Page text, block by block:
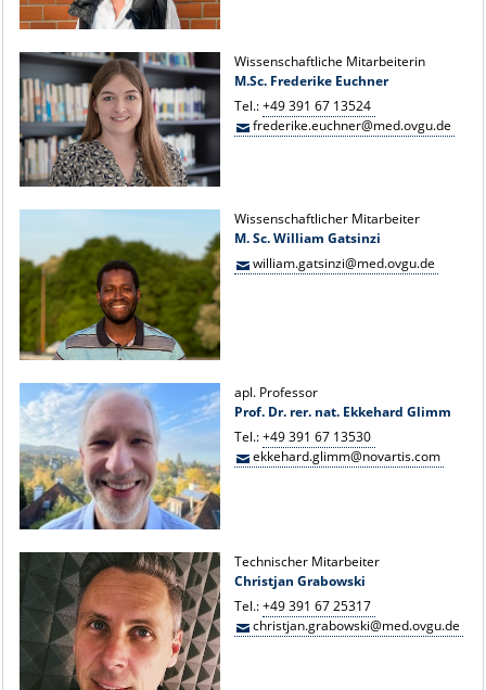
Wissenschaftliche Mitarbeiterin
M.Sc. Frederike Euchner
Tel.:+49 391 67 13524
frederike.euchner@med.ovgu.de
Wissenschaftlicher Mitarbeiter
M. Sc. William Gatsinzi
william.gatsinzi@med.ovgu.de
apl. Professor
Prof. Dr. rer. nat. Ekkehard Glimm
Tel.:+49 391 67 13530
ekkehard.glimm@novartis.com
Technischer Mitarbeiter
Christjan Grabowski
Tel.:+49 391 67 25317
christjan.grabowski@med.ovgu.de